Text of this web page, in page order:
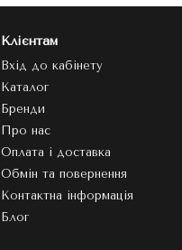
Клієнтам
Вхід до кабінету
Каталог
Бренди
Про нас
Оплата і доставка
Обмін та повернення
Контактна інформація
Блог